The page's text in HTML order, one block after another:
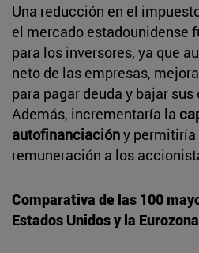
Una reducción en el
el mercado estadounidense
para los inversores, ya que
neto de las empresas,
para pagar deuda y bajar
Además, incrementaría la
autofinanciacióny permitiría
remuneración a los
Comparativa de las 100
Estados Unidos y la Eurozona